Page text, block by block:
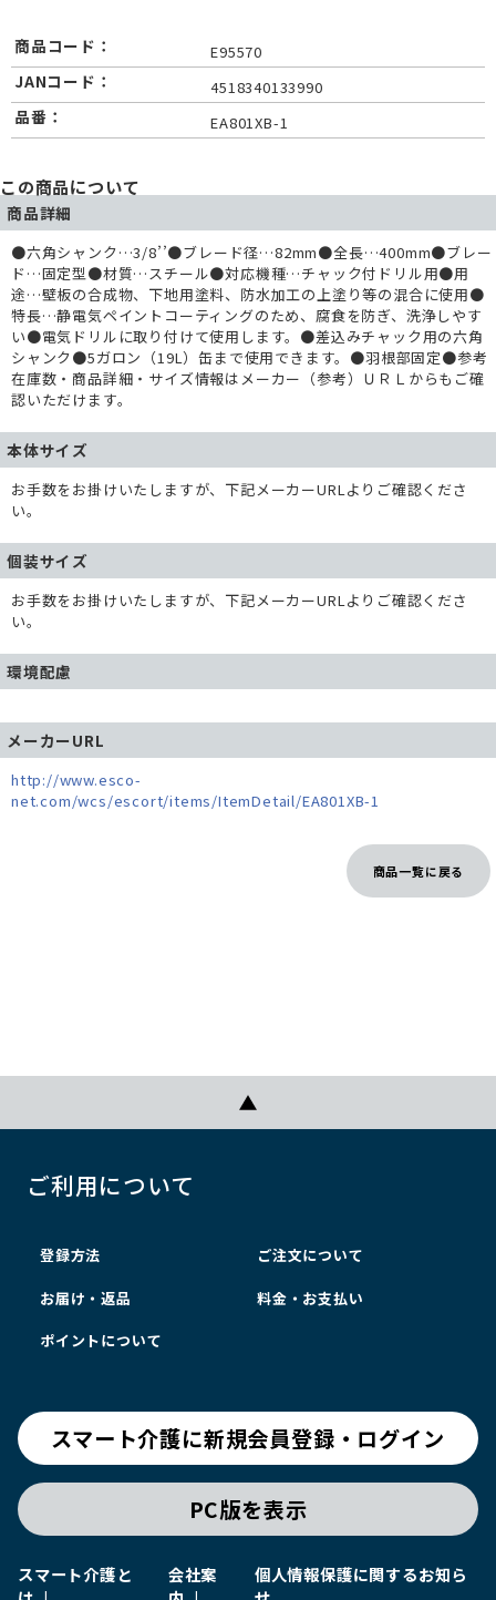
商品コード： E95570
JANコード： 4518340133990
品番： EA801XB-1
この商品について
商品詳細
●六角シャンク…3/8’’●ブレード径…82mm●全長…400mm●ブレー
ド…固定型●材質…スチール●対応機種…チャック付ドリル用●用
途…壁板の合成物、下地用塗料、防水加工の上塗り等の混合に使用●
特長…静電気ペイントコーティングのため、腐食を防ぎ、洗浄しやす
い●電気ドリルに取り付けて使用します。●差込みチャック用の六角
シャンク●5ガロン（19L）缶まで使用できます。●羽根部固定●参考
在庫数・商品詳細・サイズ情報はメーカー（参考）ＵＲＬからもご確
認いただけます。
本体サイズ
お手数をお掛けいたしますが、下記メーカーURLよりご確認くださ
い。
個装サイズ
お手数をお掛けいたしますが、下記メーカーURLよりご確認くださ
い。
環境配慮
メーカーURL
http://www.esco-
net.com/wcs/escort/items/ItemDetail/EA801XB-1
商品一覧に戻る
ご利用について
登録方法 ご注文について
お届け・返品 料金・お支払い
ポイントについて
スマート介護に新規会員登録・ログイン
PC版を表示
スマート介護と
会社案
個人情報保護に関するお知ら